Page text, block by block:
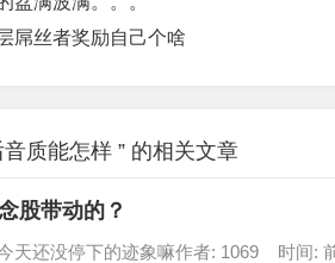
屌丝者奖励自己个啥
质能怎样 ” 的相关文章
股带动的？
还没停下的迹象嘛作者: 1069 时间: